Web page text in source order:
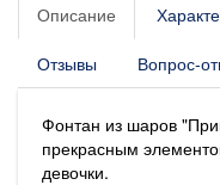
Описание
Отзывы Вопрос-
Фонтан из шаров
прекрасным
девочки.